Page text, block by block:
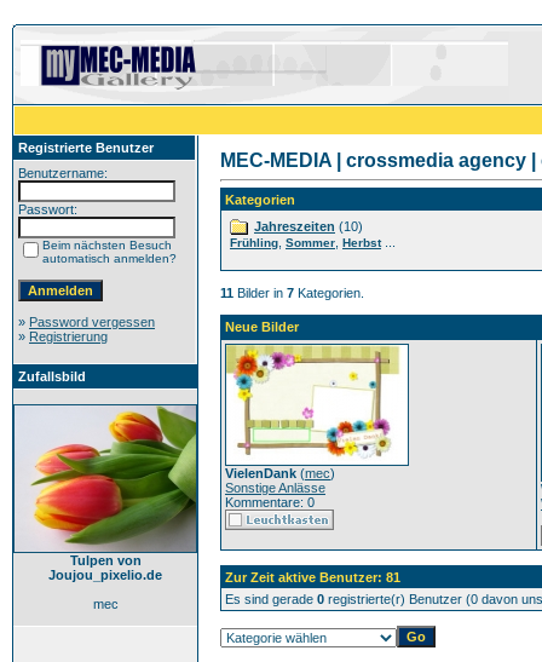
Registrierte Benutzer
Benutzername:
Passwort:
Beim nächsten Besuch
automatisch anmelden?
» Password vergessen
» Registrierung
Zufallsbild
Tulpen von
Joujou_pixelio.de
mec
MEC-MEDIA | crossmedia
Kategorien
Jahreszeiten (10)
Frühling Sommer Herbst...
11 Bilder in 7 Kategorien.
Neue Bilder
VielenDank (mec)
Sonstige Anlässe
Kommentare: 0
Zur Zeit aktive Benutzer: 81
Es sind gerade 0 registrierte(r) Benutzer (0 davon